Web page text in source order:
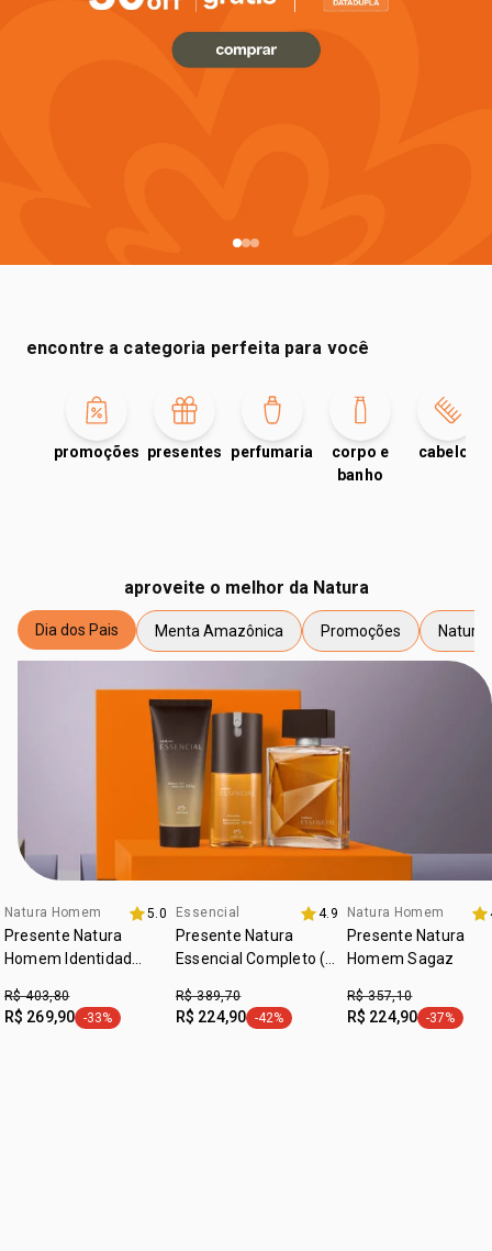
encontre a categoria perfeita para você
promoções presentes perfumaria
corpo e
banho
cabelos
aproveite o melhor da Natura
etiqueta Dia dos Pais
Dia dos Pais
etiqueta Menta Amazônica
Menta Amazônica
etiqueta Promoções
Promoções Natura
Natura Homem 5.0
Presente Natura
Homem Identidad
R$ 403,80
R$ 269,90 etiqueta -33%
-33%
Essencial 4.9
Presente Natura
Essencial Completo (3
R$ 389,70
R$ 224,90 etiqueta -42%
-42%
Natura Homem
Presente Natura
Homem Sagaz
R$ 357,10
R$ 224,90 etiqueta -
-37%